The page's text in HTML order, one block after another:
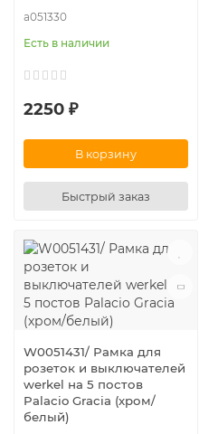
a051330
Есть в наличии
2250 ₽
В корзину
Быстрый заказ
W0051431/ Рамка для
розеток и выключателей
werkel на 5 постов
Palacio Gracia (хром/
белый)